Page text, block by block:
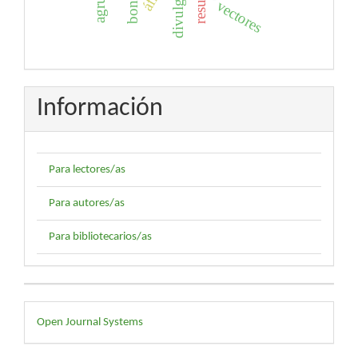
vectores
Información
Para lectores/as
Para autores/as
Para bibliotecarios/as
Desarrollado
por
Open Journal Systems